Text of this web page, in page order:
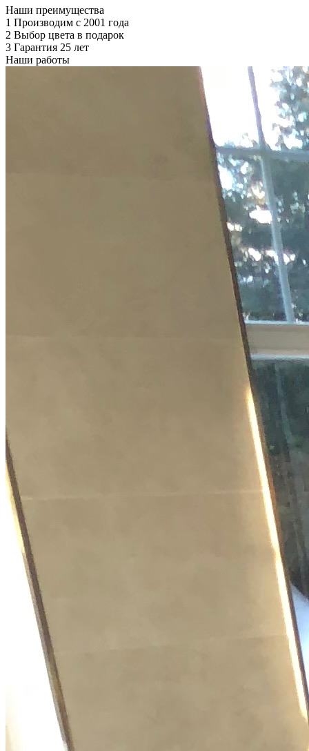
Наши преимущества
1 Производим с 2001 года
2 Выбор цвета в подарок
3 Гарантия 25 лет
Наши работы